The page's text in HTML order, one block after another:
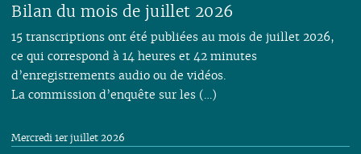
Bilan du mois de juillet 2026
15 transcriptions ont été publiées au mois de juillet 2026,
ce qui correspond à 14 heures et 42 minutes
d’enregistrements audio ou de vidéos.
La commission d’enquête sur les (…)
Mercredi 1er juillet 2026